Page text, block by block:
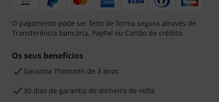
O pagamento pode ser feito de forma segura através de
Transferência bancária, PayPal ou Cartão de crédito.
Os seus benefícios
Garantia Thomann de 3 anos
30 dias de garantia de dinheiro de volta